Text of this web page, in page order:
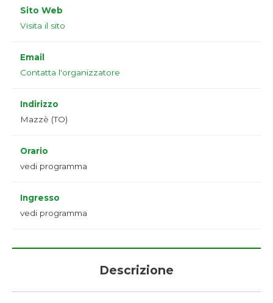
Sito Web
Visita il sito
Email
Contatta l'organizzatore
Indirizzo
Mazzè (TO)
Orario
vedi programma
Ingresso
vedi programma
Descrizione